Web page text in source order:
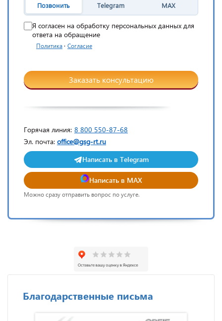
Позвонить Telegram MAX
Я согласен на обработку персональных данных для
ответа на обращение
Политика · Согласие
Заказать консультацию
Горячая линия: 8 800 550-87-68
Эл. почта: office@gsg-rt.ru
Написать в Telegram
Написать в MAX
Можно сразу отправить вопрос по услуге.
Благодарственные письма